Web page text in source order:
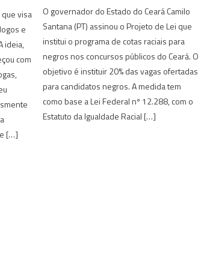
visa
e
ideia,
com
[…]
O governador do Estado do Ceará Camilo
Santana (PT) assinou o Projeto de Lei que
institui o programa de cotas raciais para
negros nos concursos públicos do Ceará. O
objetivo é instituir 20% das vagas ofertadas
para candidatos negros. A medida tem
como base a Lei Federal nº 12.288, com o
Estatuto da Igualdade Racial […]